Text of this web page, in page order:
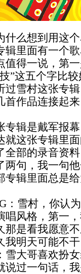
什么想到用这
里面有一个歌
值得一说，第
”这五个字比
雪村这张专辑
首作品连接起
辑是戴军报幕
就这张专辑里
全部的录音资
两句，我一句
辑里面总是给
雪村，你认为
风格，第一，
那是看我愿意
我明天可能不
大哥喜欢扮女
过一句话，我